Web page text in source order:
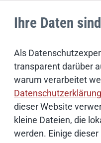
Ihre Daten
Als
transparent darüber
warum verarbeitet
Datenschutzerklärung
dieser Website
kleine Dateien, die
werden. Einige
Künstliche Intelligenz
Open Source
IT Sicherheit
Onlinezugangsgesetz